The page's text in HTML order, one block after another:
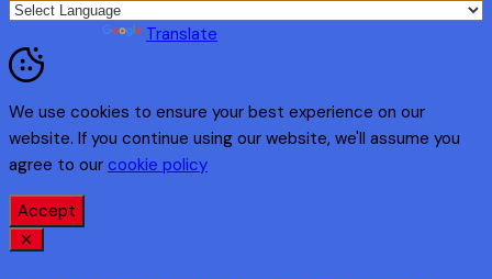
Translate
We use cookies to ensure your best experience on our
website. If you continue using our website, we'll assume you
agree to our cookie policy
Accept